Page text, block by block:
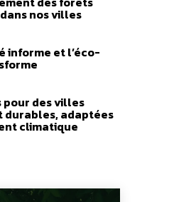
nos villes
informe et l’éco-
pour des villes
durables, adaptées
climatique